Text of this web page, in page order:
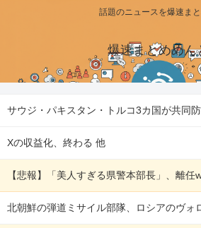
話題のニュースを爆速まと
爆速まとめめん
Xの収益化、終わる 他
【悲報】「美人すぎる県警本部長」、離任